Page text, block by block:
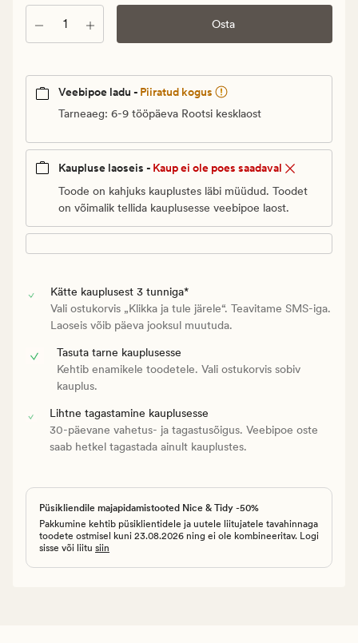
Kogus Osta
Veebipoe ladu - Piiratud kogus
Tarneaeg: 6-9 tööpäeva Rootsi kesklaost
Kaupluse laoseis - Kaup ei ole poes saadaval
Toode on kahjuks kauplustes läbi müüdud. Toodet
on võimalik tellida kauplusesse veebipoe laost.
Kätte kauplusest 3 tunniga*
Vali ostukorvis „Klikka ja tule järele“. Teavitame SMS-iga.
Laoseis võib päeva jooksul muutuda.
Tasuta tarne kauplusesse
Kehtib enamikele toodetele. Vali ostukorvis sobiv
kauplus.
Lihtne tagastamine kauplusesse
30-päevane vahetus- ja tagastusõigus. Veebipoe oste
saab hetkel tagastada ainult kauplustes.
Püsikliendile majapidamistooted Nice & Tidy -50%
Pakkumine kehtib püsiklientidele ja uutele liitujatele tavahinnaga
toodete ostmisel kuni 23.08.2026 ning ei ole kombineeritav. Logi
sisse või liitu siin